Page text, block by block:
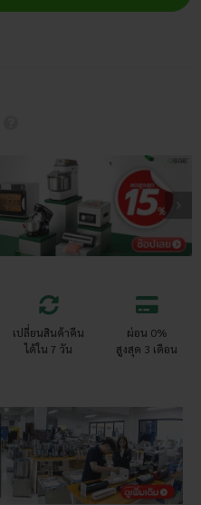
เปลี่ยนสินค้าคืน
ได้ใน 7 วัน
ผ่อน 0%
สูงสุด 3 เดือน